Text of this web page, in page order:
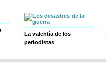
La valentía de los
periodistas